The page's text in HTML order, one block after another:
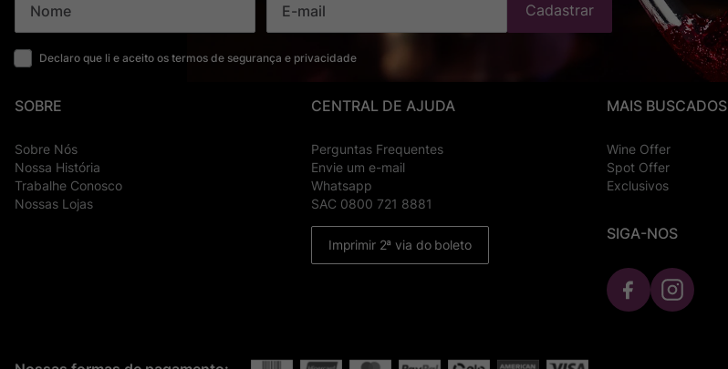
Declaro que li e aceito os termos de segurança e privacidade
Cadastrar
SOBRE
Sobre Nós
Nossa História
Trabalhe Conosco
Nossas Lojas
CENTRAL DE AJUDA
Perguntas Frequentes
Envie um e-mail
Whatsapp
SAC 0800 721 8881
Imprimir 2ª via do boleto
MAIS BUSCADOS
Wine Offer
Spot Offer
Exclusivos
SIGA-NOS